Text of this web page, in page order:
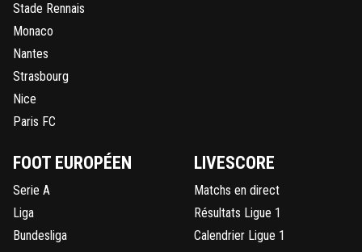
Stade Rennais
Monaco
Nantes
Strasbourg
Nice
Paris FC
FOOT EUROPÉEN
Serie A
Liga
Bundesliga
LIVESCORE
Matchs en direct
Résultats Ligue 1
Calendrier Ligue 1